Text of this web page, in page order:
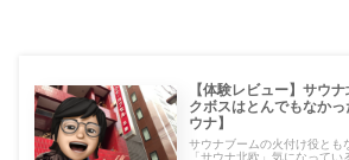
【体験レビュー】サウ
クボスはとんでもなか
ウナ】
サウナブームの火付け役とも
「サウナ北欧」気になってい